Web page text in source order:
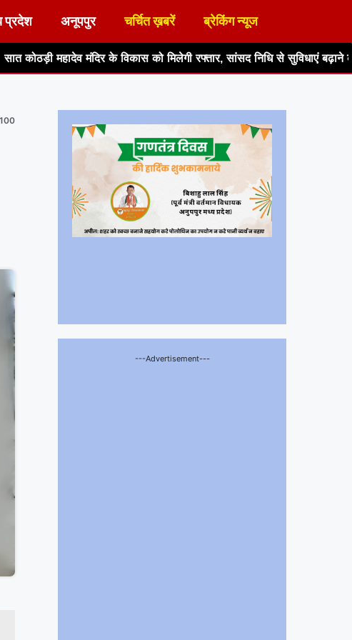
प्रदेश अनूपपुर चर्चित ख़बरें ब्रेकिंग न्यूज
के विकास को मिलेगी रफ्तार, सांसद निधि से सुविधाएं बढ़ाने का आश्वासन हर
100
---Advertisement---